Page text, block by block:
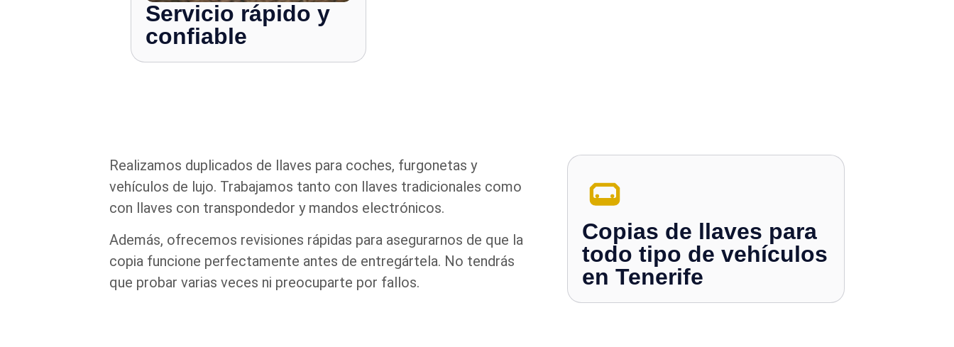
Servicio rápido y
confiable
Realizamos duplicados de llaves para coches, furgonetas y
vehículos de lujo. Trabajamos tanto con llaves tradicionales como
con llaves con transpondedor y mandos electrónicos.
Además, ofrecemos revisiones rápidas para asegurarnos de que la
copia funcione perfectamente antes de entregártela. No tendrás
que probar varias veces ni preocuparte por fallos.
Copias de llaves para
todo tipo de vehículos
en Tenerife